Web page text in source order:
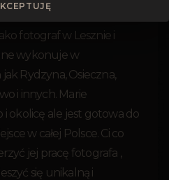
ślubny, Marie Filonenko
fotograf w Lesznie i
wykonuje w
Rydzyna, Osieczna,
i innych. Marie
i okolicę ale jest gotowa do
w całej Polsce. Ci co
jej pracę fotografa ,
się unikalną i